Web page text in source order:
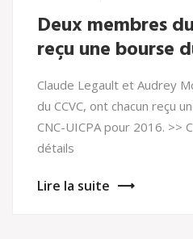
Deux membres
reçu une bourse
Claude Legault et Audrey
du CCVC, ont chacun reçu
CNC-UICPA pour 2016. >>
détails
Lire la suite